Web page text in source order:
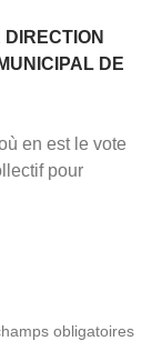
DE
en est le vote
pour
obligatoires